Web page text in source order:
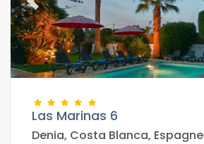
Previous
Las Marinas 6
Denia, Costa Blanca, Espagne